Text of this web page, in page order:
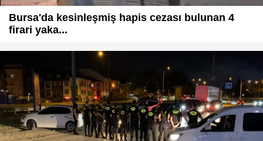
Bursa'da kesinleşmiş hapis cezası bulunan 4
firari yaka...